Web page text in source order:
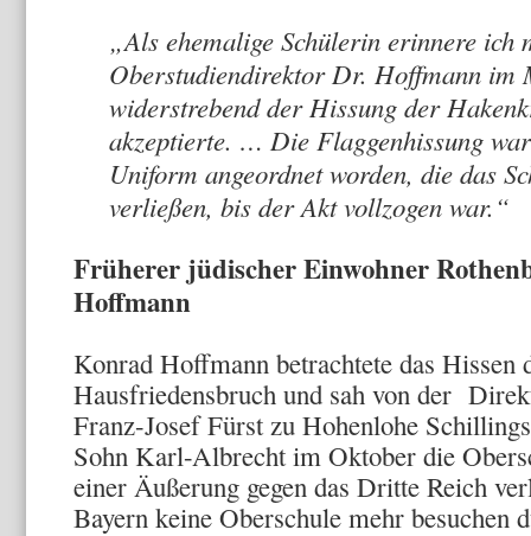
„Als ehemalige Schülerin erinnere ich
Oberstudiendirektor Dr. Hoffmann im
widerstrebend der Hissung der
akzeptierte. … Die Flaggenhissung
Uniform angeordnet worden, die das
verließen, bis der Akt vollzogen war.“
Früherer jüdischer Einwohner
Hoffmann
Konrad Hoffmann betrachtete das Hissen
Hausfriedensbruch und sah von der
Franz-Josef Fürst zu Hohenlohe
Sohn Karl-Albrecht im Oktober die
einer Äußerung gegen das Dritte Reich
Bayern keine Oberschule mehr besuchen